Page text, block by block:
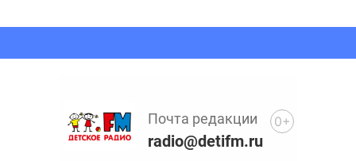
Почта редакции
radio@detifm.ru
0+